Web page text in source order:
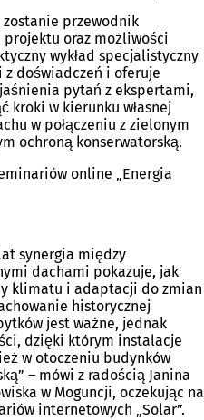
przewodnik
oraz możliwości
wykład specjalistyczny
z doświadczeń i oferuje
pytań z ekspertami,
kroki w kierunku własnej
w połączeniu z zielonym
ochroną konserwatorską.
online „Energia
synergia między
dachami pokazuje, jak
klimatu i adaptacji do zmian
historycznej
jest ważne, jednak
dzięki którym instalacje
w otoczeniu budynków
– mówi z radością Janina
w Moguncji, oczekując na
internetowych „Solar”.